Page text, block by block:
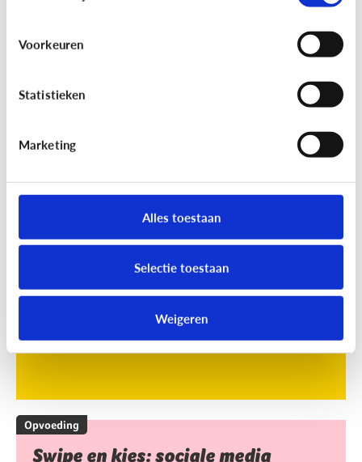
Voorkeuren
Statistieken
Marketing
Alles toestaan
Selectie toestaan
Weigeren
[Online quiz]Waar is schermtijd
Opvoeding
Swipe en kies: sociale media